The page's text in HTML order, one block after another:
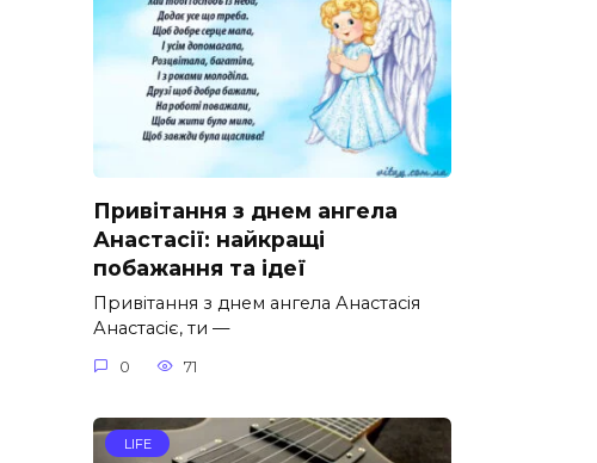
Привітання з днем ангела
Анастасії: найкращі
побажання та ідеї
Привітання з днем ангела Анастасія
Анастасіє, ти —
0 71
LIFE